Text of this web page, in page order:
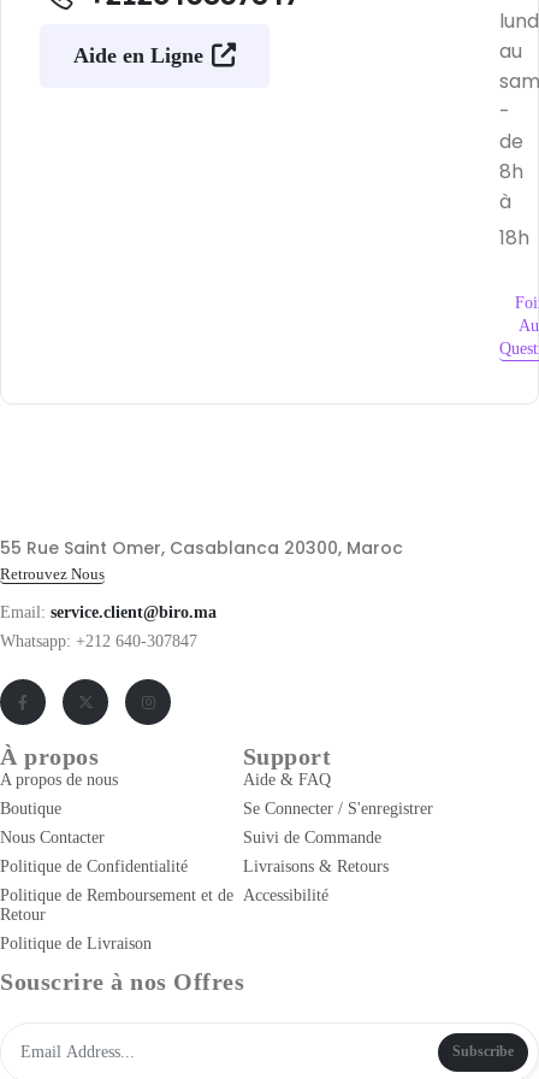
Aide en Ligne
au
-
de
8h
à
18h
55 Rue Saint Omer, Casablanca 20300, Maroc
Retrouvez Nous
Email: service.client@biro.ma
Whatsapp: +212 640-307847
À propos
A propos de nous
Boutique
Nous Contacter
Politique de Confidentialité
Politique de Remboursement et de
Retour
Politique de Livraison
Support
Aide & FAQ
Se Connecter / S'enregistrer
Suivi de Commande
Livraisons & Retours
Accessibilité
Souscrire à nos Offres
Subscribe